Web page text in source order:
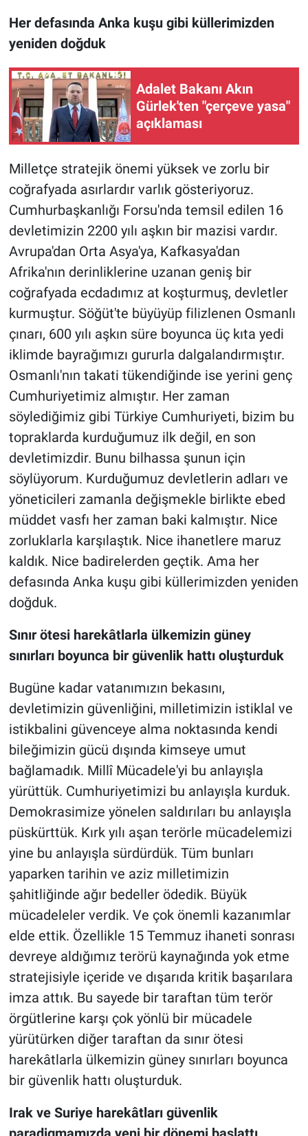
Her defasında Anka kuşu gibi küllerimizden
yeniden doğduk
Adalet Bakanı Akın
Gürlek'ten "çerçeve yasa"
açıklaması
Milletçe stratejik önemi yüksek ve zorlu bir
coğrafyada asırlardır varlık gösteriyoruz.
Cumhurbaşkanlığı Forsu'nda temsil edilen 16
devletimizin 2200 yılı aşkın bir mazisi vardır.
Avrupa'dan Orta Asya'ya, Kafkasya'dan
Afrika'nın derinliklerine uzanan geniş bir
coğrafyada ecdadımız at koşturmuş, devletler
kurmuştur. Söğüt'te büyüyüp filizlenen Osmanlı
çınarı, 600 yılı aşkın süre boyunca üç kıta yedi
iklimde bayrağımızı gururla dalgalandırmıştır.
Osmanlı'nın takati tükendiğinde ise yerini genç
Cumhuriyetimiz almıştır. Her zaman
söylediğimiz gibi Türkiye Cumhuriyeti, bizim bu
topraklarda kurduğumuz ilk değil, en son
devletimizdir. Bunu bilhassa şunun için
söylüyorum. Kurduğumuz devletlerin adları ve
yöneticileri zamanla değişmekle birlikte ebed
müddet vasfı her zaman baki kalmıştır. Nice
zorluklarla karşılaştık. Nice ihanetlere maruz
kaldık. Nice badirelerden geçtik. Ama her
defasında Anka kuşu gibi küllerimizden yeniden
doğduk.
Sınır ötesi harekâtlarla ülkemizin güney
sınırları boyunca bir güvenlik hattı oluşturduk
Bugüne kadar vatanımızın bekasını,
devletimizin güvenliğini, milletimizin istiklal ve
istikbalini güvenceye alma noktasında kendi
bileğimizin gücü dışında kimseye umut
bağlamadık. Millî Mücadele'yi bu anlayışla
yürüttük. Cumhuriyetimizi bu anlayışla kurduk.
Demokrasimize yönelen saldırıları bu anlayışla
püskürttük. Kırk yılı aşan terörle mücadelemizi
yine bu anlayışla sürdürdük. Tüm bunları
yaparken tarihin ve aziz milletimizin
şahitliğinde ağır bedeller ödedik. Büyük
mücadeleler verdik. Ve çok önemli kazanımlar
elde ettik. Özellikle 15 Temmuz ihaneti sonrası
devreye aldığımız terörü kaynağında yok etme
stratejisiyle içeride ve dışarıda kritik başarılara
imza attık. Bu sayede bir taraftan tüm terör
örgütlerine karşı çok yönlü bir mücadele
yürütürken diğer taraftan da sınır ötesi
harekâtlarla ülkemizin güney sınırları boyunca
bir güvenlik hattı oluşturduk.
Irak ve Suriye harekâtları güvenlik